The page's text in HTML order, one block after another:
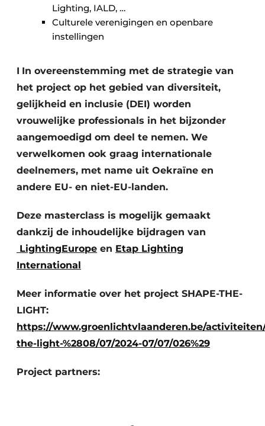
Lighting, IALD, …
Culturele verenigingen en openbare
instellingen
I In overeenstemming met de strategie van
het project op het gebied van diversiteit,
gelijkheid en inclusie (DEI) worden
vrouwelijke professionals in het bijzonder
aangemoedigd om deel te nemen. We
verwelkomen ook graag internationale
deelnemers, met name uit Oekraïne en
andere EU- en niet-EU-landen.
Deze masterclass is mogelijk gemaakt
dankzij de inhoudelijke bijdragen van
LightingEurope en Etap Lighting
International
Meer informatie over het project SHAPE-THE-
LIGHT:
https://www.groenlichtvlaanderen.be/
the-light-%2808/07/2024-07/07/026%29
Project partners: